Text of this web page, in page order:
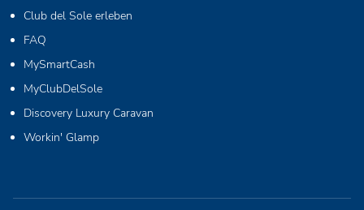
Club del Sole erleben
FAQ
MySmartCash
MyClubDelSole
Discovery Luxury Caravan
Workin' Glamp